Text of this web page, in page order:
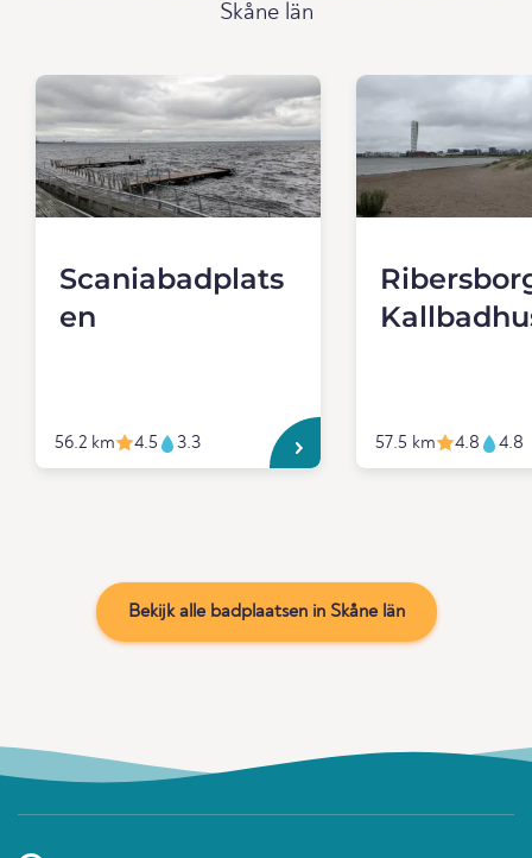
Skåne län
Scaniabadplats
en
56.2 km 4.5 3.3 57.5 km 4.8 4.8
Bekijk alle badplaatsen in Skåne län